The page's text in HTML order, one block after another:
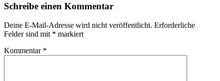
Schreibe einen Kommentar
Deine E-Mail-Adresse wird nicht veröffentlicht. Erforderliche
Felder sind mit * markiert
Kommentar *